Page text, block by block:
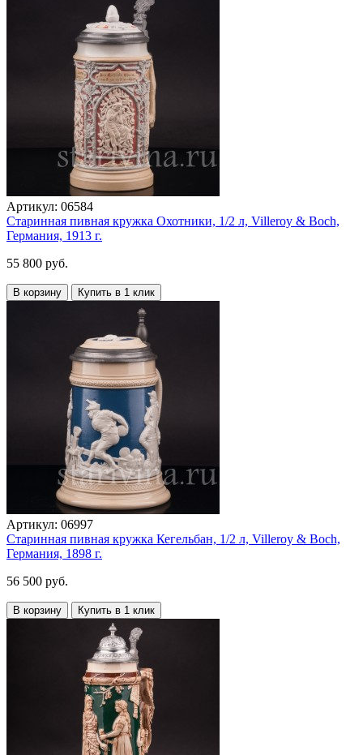
Артикул: 06584
Старинная пивная кружка Охотники, 1/2 л, Villeroy & Boch,
Германия, 1913 г.
55 800 руб.
В корзину Купить в 1 клик
Артикул: 06997
Старинная пивная кружка Кегельбан, 1/2 л, Villeroy & Boch,
Германия, 1898 г.
56 500 руб.
В корзину Купить в 1 клик